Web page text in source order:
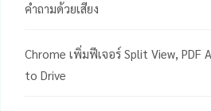
คำถามด้วยเสียง
Chrome เพิ่มฟีเจอร์ Split View, PDF
to Drive